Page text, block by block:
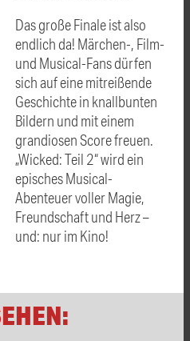
Das große Finale ist also
endlich da! Märchen-, Film-
und Musical-Fans dürfen
sich auf eine mitreißende
Geschichte in knallbunten
Bildern und mit einem
grandiosen Score freuen.
„Wicked: Teil 2“ wird ein
episches Musical-
Abenteuer voller Magie,
Freundschaft und Herz –
und: nur im Kino!